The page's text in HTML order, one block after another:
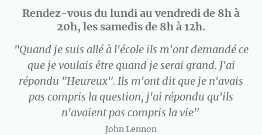
Rendez-vous du lundi au vendredi de 8h à
20h, les samedis de 8h à 12h.
"Quand je suis allé à l'école ils m'ont demandé ce
que je voulais être quand je serai grand. J'ai
répondu "Heureux". Ils m'ont dit que je n'avais
pas compris la question, j'ai répondu qu'ils
n'avaient pas compris la vie"
John Lennon